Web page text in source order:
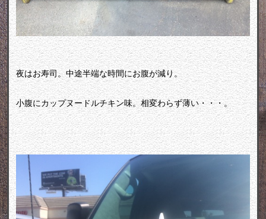
夜はお寿司。中途半端な時間にお腹が減り。
小腹にカップヌードルチキン味。相変わらず薄い・・・。